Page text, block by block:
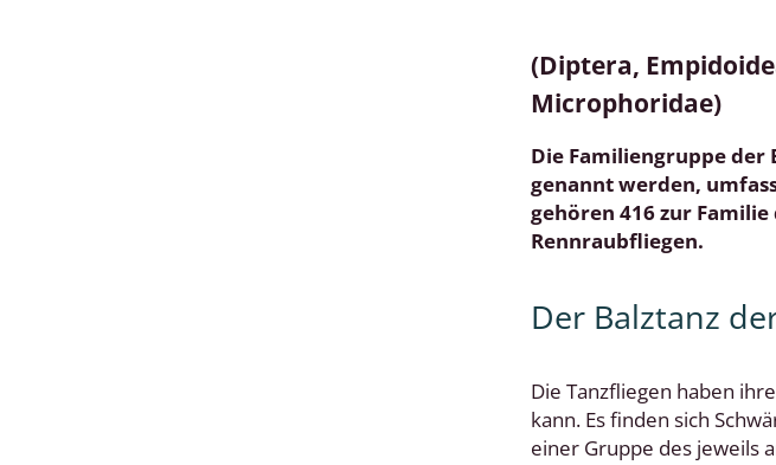
Fransenflügler
Heuschrecken
Hundertfüßer, Doppelfüßer
Kurzflüglerartige, Stutzkäferartige,
Ufer-Kugelkäfer
Langbein-, Tanz-, Rennraubfliegen
(Diptera,
Microphoridae)
Die Familiengruppe der
genannt werden,
gehören 416 zur
Rennraubfliegen.
Der Balztanz
Die Tanzfliegen haben
kann. Es finden sich
einer Gruppe des jeweils